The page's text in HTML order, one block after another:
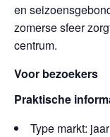
en
zomerse sfeer
centrum.
Voor bezoekers
Praktische
Type markt: